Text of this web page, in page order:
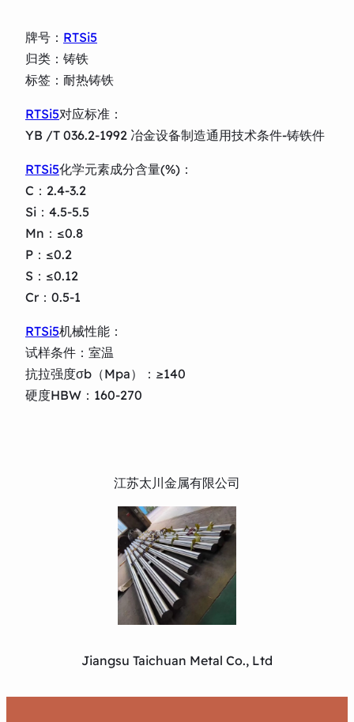
牌号： RTSi5
归类：铸铁
标签：耐热铸铁
RTSi5对应标准：
YB /T 036.2-1992 冶金设备制造通用技术条件-铸铁件
RTSi5化学元素成分含量(%)：
C：2.4-3.2
Si：4.5-5.5
Mn：≤0.8
P：≤0.2
S：≤0.12
Cr：0.5-1
RTSi5机械性能：
试样条件：室温
抗拉强度σb（Mpa）：≥140
硬度HBW：160-270
江苏太川金属有限公司
Jiangsu Taichuan Metal Co., Ltd